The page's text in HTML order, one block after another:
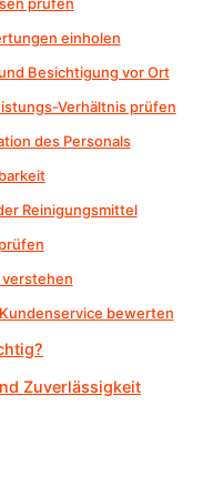
prüfen
einholen
Besichtigung vor Ort
Verhältnis prüfen
des Personals
Reinigungsmittel
bewerten
Zuverlässigkeit